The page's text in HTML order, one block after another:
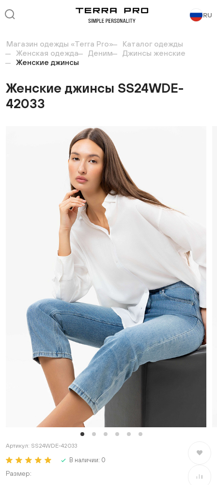
RU
Магазин одежды «Terra Pro»
Каталог одежды
Женская одежда
Деним
Джинсы женские
Женские джинсы
Женские джинсы SS24WDE-
42033
Артикул: SS24WDE-42033
В наличии: 0
В
В
Размер